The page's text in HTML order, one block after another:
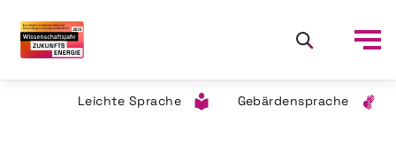
Leichte Sprache Gebärdensprache